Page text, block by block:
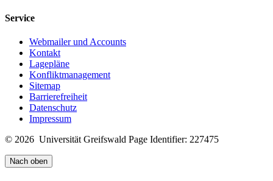
Service
Webmailer und Accounts
Kontakt
Lagepläne
Konfliktmanagement
Sitemap
Barrierefreiheit
Datenschutz
Impressum
© 2026 Universität Greifswald Page Identifier: 227475
Nach oben